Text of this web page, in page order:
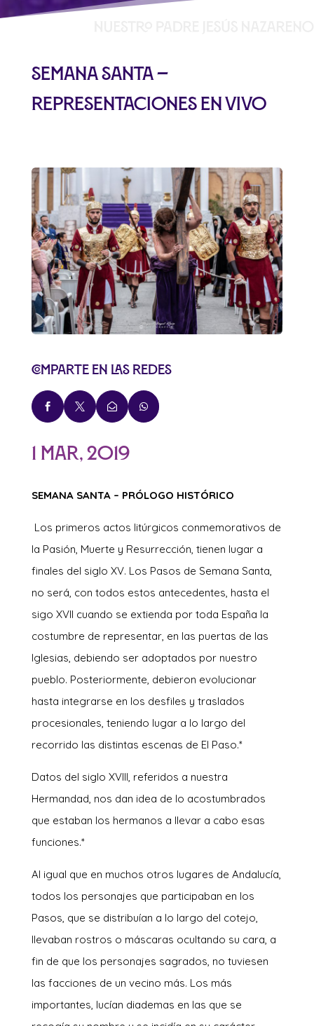
SEMANA SANTA –
REPRESENTACIONES EN VIVO
Comparte en las redes
   
1 Mar, 2019
SEMANA SANTA – PRÓLOGO HISTÓRICO
Los primeros actos litúrgicos conmemorativos de
la Pasión, Muerte y Resurrección, tienen lugar a
finales del siglo XV. Los Pasos de Semana Santa,
no será, con todos estos antecedentes, hasta el
sigo XVII cuando se extienda por toda España la
costumbre de representar, en las puertas de las
Iglesias, debiendo ser adoptados por nuestro
pueblo. Posteriormente, debieron evolucionar
hasta integrarse en los desfiles y traslados
procesionales, teniendo lugar a lo largo del
recorrido las distintas escenas de El Paso.*
Datos del siglo XVIII, referidos a nuestra
Hermandad, nos dan idea de lo acostumbrados
que estaban los hermanos a llevar a cabo esas
funciones.*
Al igual que en muchos otros lugares de Andalucía,
todos los personajes que participaban en los
Pasos, que se distribuían a lo largo del cotejo,
llevaban rostros o máscaras ocultando su cara, a
fin de que los personajes sagrados, no tuviesen
las facciones de un vecino más. Los más
importantes, lucían diademas en las que se